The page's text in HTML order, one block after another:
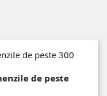
de peste